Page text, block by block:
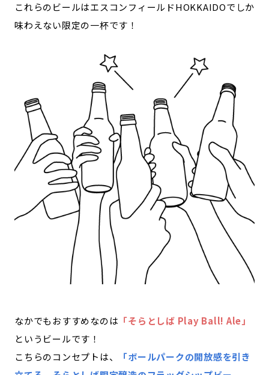
これらのビールはエスコンフィールドHOKKAIDOでしか
味わえない限定の一杯です！
なかでもおすすめなのは 「そらとしば Play Ball! Ale」
というビールです！
​​こちらのコンセプトは、
「ボールパークの開放感を引き